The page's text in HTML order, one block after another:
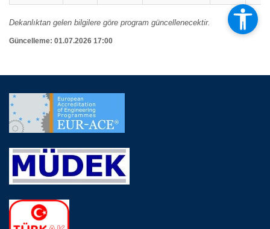
Dekanlıktan gelen bilgilere göre program güncellenecektir.
Güncelleme: 01.07.2026 17:00